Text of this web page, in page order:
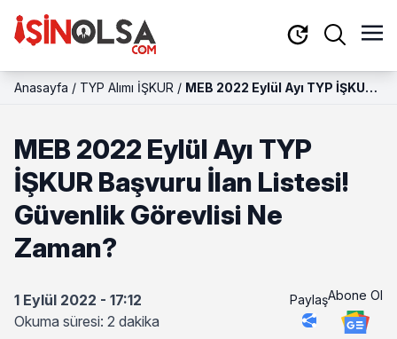
Anasayfa / TYP Alımı İŞKUR / MEB 2022 Eylül Ayı TYP İŞKUR
MEB 2022 Eylül Ayı TYP
İŞKUR Başvuru İlan Listesi!
Güvenlik Görevlisi Ne
Zaman?
1 Eylül 2022 - 17:12
Okuma süresi: 2 dakika
PaylaşAbone Ol